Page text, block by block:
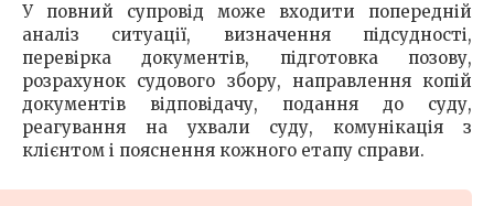
У повний супровід може входити попередній
аналіз ситуації, визначення підсудності,
перевірка документів, підготовка позову,
розрахунок судового збору, направлення копій
документів відповідачу, подання до суду,
реагування на ухвали суду, комунікація з
клієнтом і пояснення кожного етапу справи.